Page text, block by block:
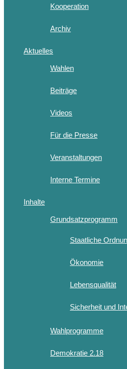
Kooperation
Archiv
Aktuelles
Wahlen
Beiträge
Videos
Für die Presse
Veranstaltungen
Interne Termine
Inhalte
Grundsatzprogramm
Staatliche
Ökonomie
Lebensqualität
Sicherheit und
Wahlprogramme
Demokratie 2.18